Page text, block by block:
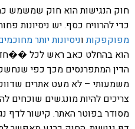
חוק הנגישות הוא חוק שמשמש
כדי להרוויח כסף. יש ניסיונות
מפוקפקותוניסיונות יותר
הוא בהחלט כאב ראש לכל
משמעותי – לא מעט אתרים
צריכים להיות מונגשים שוכחים
מסודר בפוטר האתר. קישור לדף